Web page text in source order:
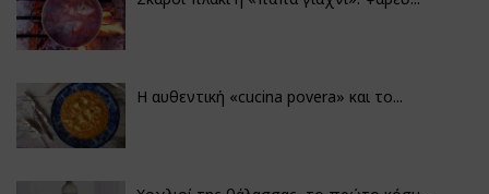
Η αυθεντική «cucina povera» και το...